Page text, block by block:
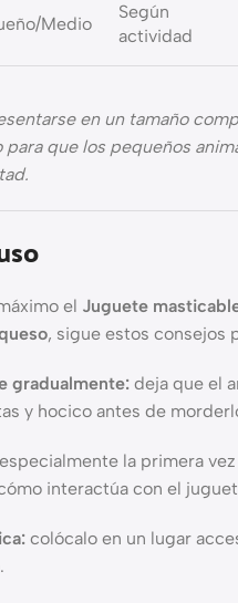
Medio
Según
actividad
en un tamaño
para que los pequeños
el Juguete
, sigue estos consejos
gradualmente: deja que el
y hocico antes de
especialmente la primera
interactúa con el
colócalo en un lugar